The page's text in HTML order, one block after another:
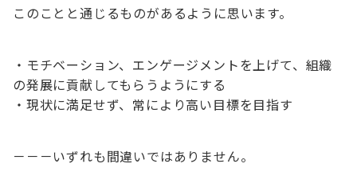
このことと通じるものがあるように思います。
・モチベーション、エンゲージメントを上げて、組織
の発展に貢献してもらうようにする
・現状に満足せず、常により高い目標を目指す
－－－いずれも間違いではありません。